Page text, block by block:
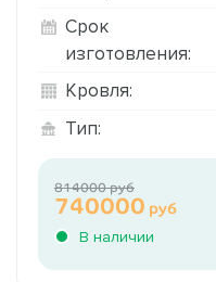
Срок
изготовления:
Кровля:
Тип:
В наличии
740000 руб
814000 руб